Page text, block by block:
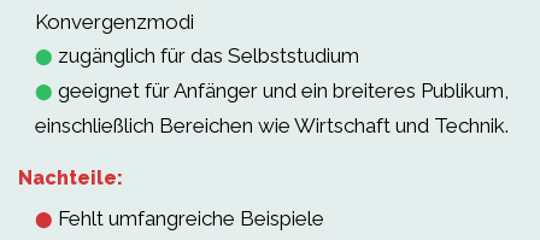
Konvergenzmodi
⬤ zugänglich für das Selbststudium
⬤ geeignet für Anfänger und ein breiteres Publikum,
einschließlich Bereichen wie Wirtschaft und Technik.
Nachteile:
⬤ Fehlt umfangreiche Beispiele